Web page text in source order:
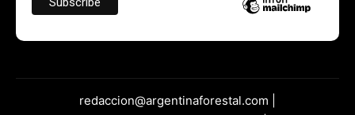
redaccion@argentinaforestal.com |